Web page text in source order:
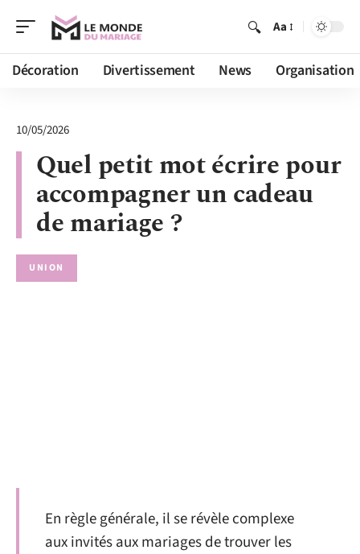
Aa
Décoration Divertissement News Organisation
10/05/2026
Quel petit mot écrire pour
accompagner un cadeau
de mariage ?
UNION
En règle générale, il se révèle complexe
aux invités aux mariages de trouver les